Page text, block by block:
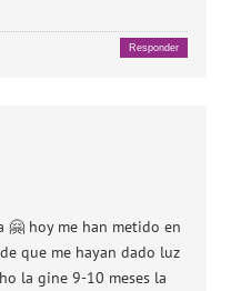
Responder
🤗 hoy me han metido en
que me hayan dado luz
la gine 9-10 meses la